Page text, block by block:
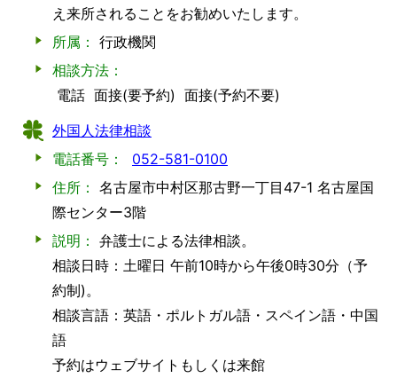
え来所されることをお勧めいたします。
所属： 行政機関
相談方法：
電話 面接(要予約) 面接(予約不要)
外国人法律相談
電話番号：
052-581-0100
住所： 名古屋市中村区那古野一丁目47-1 名古屋国
際センター3階
説明： 弁護士による法律相談。
相談日時：土曜日 午前10時から午後0時30分（予
約制)。
相談言語：英語・ポルトガル語・スペイン語・中国
語
予約はウェブサイトもしくは来館